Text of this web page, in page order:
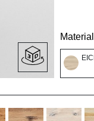
Material